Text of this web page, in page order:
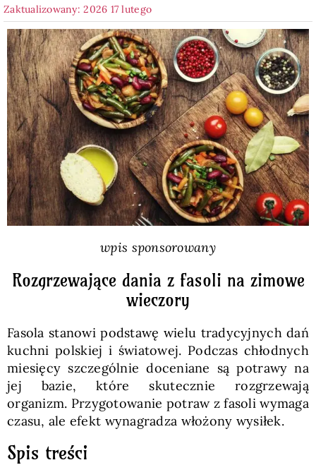
Napoje
Pieczywo
Przetwory
Posiłki
Zdrowo i fit
Polski
Zaktualizowany: 2026 17 lutego
wpis sponsorowany
Rozgrzewające dania z fasoli na zimowe
wieczory
Fasola stanowi podstawę wielu tradycyjnych dań
kuchni polskiej i światowej. Podczas chłodnych
miesięcy szczególnie doceniane są potrawy na
jej bazie, które skutecznie rozgrzewają
organizm. Przygotowanie potraw z fasoli wymaga
czasu, ale efekt wynagradza włożony wysiłek.
Spis treści